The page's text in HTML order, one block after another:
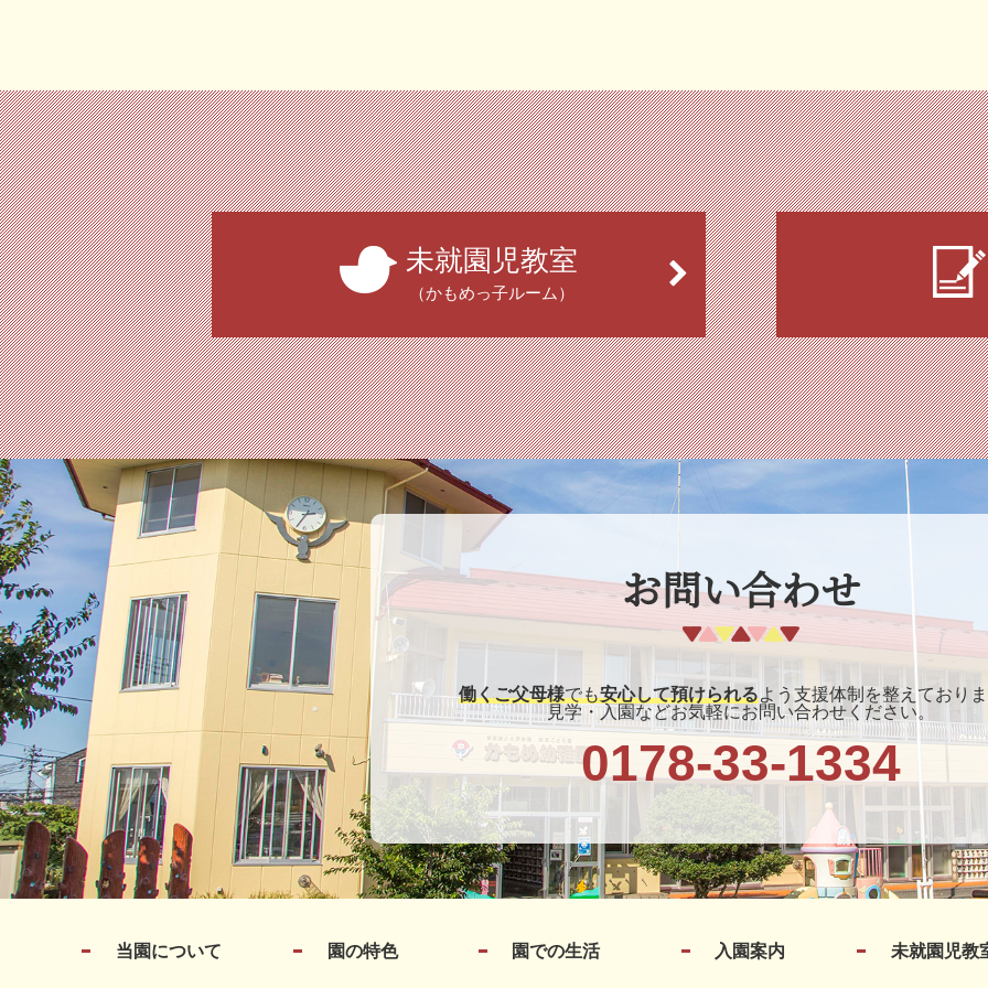
未就園児教室
（かもめっ子ルーム）
お問い合わせ
働くご父母様でも安心して預けられるよう支援体制を整えており
見学・入園などお気軽にお問い合わせください。
0178-33-1334
当園について 園の特色 園での生活 入園案内 未就園児教